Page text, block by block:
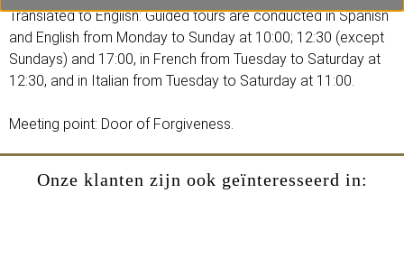
Translated to English: Guided tours are conducted in Spanish
and English from Monday to Sunday at 10:00; 12:30 (except
Sundays) and 17:00, in French from Tuesday to Saturday at
12:30, and in Italian from Tuesday to Saturday at 11:00.
Meeting point: Door of Forgiveness.
Onze klanten zijn ook geïnteresseerd in: